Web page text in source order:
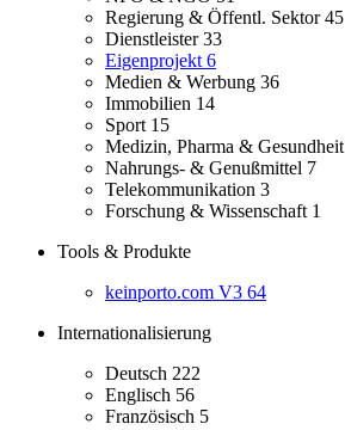
Regierung & Öffentl. Sektor45
Dienstleister33
Eigenprojekt 6
Medien & Werbung 36
Immobilien 14
Sport 15
Medizin, Pharma & Gesundheit
Nahrungs- & Genußmittel 7
Telekommunikation 3
Forschung & Wissenschaft 1
Tools & Produkte
keinporto.com V3 64
Internationalisierung
Deutsch 222
Englisch 56
Französisch 5